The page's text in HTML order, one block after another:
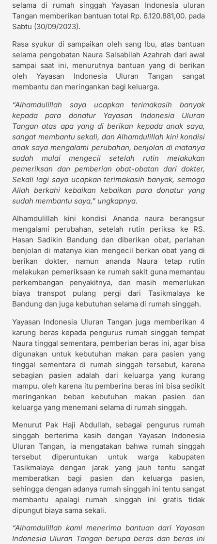
selama di rumah singgah Yayasan Indonesia uluran
Tangan memberikan bantuan total Rp. 6.120.881,00. pada
Sabtu (30/09/2023).
Rasa syukur di sampaikan oleh sang Ibu, atas bantuan
selama pengobatan Naura Salsabilah Azahrah dari awal
sampai saat ini, menurutnya bantuan yang di berikan
oleh Yayasan Indonesia Uluran Tangan sangat
membantu dan meringankan bagi keluarga.
“Alhamdulillah saya ucapkan terimakasih banyak
kepada para donatur Yayasan Indonesia Uluran
Tangan atas apa yang di berikan kepada anak saya,
sangat membantu sekali, dan Alhamdulillah kini kondisi
anak saya mengalami perubahan, benjolan di matanya
sudah mulai mengecil setelah rutin melakukan
pemeriksan dan pemberian obat-obatan dari dokter,
Sekali lagi saya ucapkan terimakasih banyak, semoga
Allah berkahi kebaikan kebaikan para donatur yang
sudah membantu saya,” ungkapnya.
Alhamdulillah kini kondisi Ananda naura berangsur
mengalami perubahan, setelah rutin periksa ke RS.
Hasan Sadikin Bandung dan diberikan obat, perlahan
benjolan di matanya kian mengecil berkan obat yang di
berikan dokter, namun ananda Naura tetap rutin
melakukan pemeriksaan ke rumah sakit guna memantau
perkembangan penyakitnya, dan masih memerlukan
biaya transpot pulang pergi dari Tasikmalaya ke
Bandung dan juga kebutuhan selama di rumah singgah.
Yayasan Indonesia Uluran Tangan juga memberikan 4
karung beras kepada pengurus rumah singgah tempat
Naura tinggal sementara, pemberian beras ini, agar bisa
digunakan untuk kebutuhan makan para pasien yang
tinggal sementara di rumah singgah tersebut, karena
sebagian pasien adalah dari keluarga yang kurang
mampu, oleh karena itu pemberina beras ini bisa sedikit
meringankan beban kebutuhan makan pasien dan
keluarga yang menemani selama di rumah singgah.
Menurut Pak Haji Abdullah, sebagai pengurus rumah
singgah berterima kasih dengan Yayasan Indonesia
Uluran Tangan, ia mengatakan bahwa rumah singgah
tersebut diperuntukan untuk warga kabupaten
Tasikmalaya dengan jarak yang jauh tentu sangat
memberatkan bagi pasien dan keluarga pasien,
sehingga dengan adanya rumah singgah ini tentu sangat
membantu apalagi rumah singgah ini gratis tidak
dipungut biaya sama sekali.
“Alhamdulillah kami menerima bantuan dari Yayasan
Indonesia Uluran Tangan berupa beras dan beras ini